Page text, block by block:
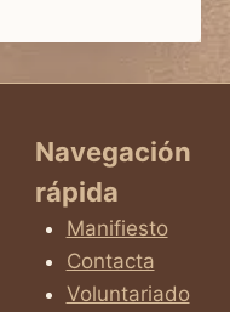
Navegación
rápida
Manifiesto
Contacta
Voluntariado